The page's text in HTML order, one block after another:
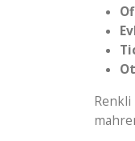
Renkli